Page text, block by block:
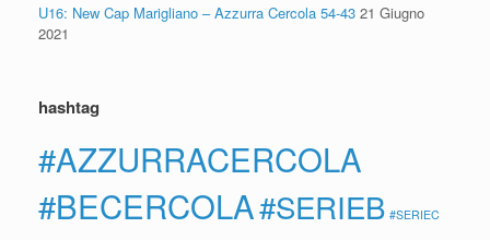
U16: New Cap Marigliano – Azzurra Cercola 54-43 21 Giugno
2021
hashtag
#AZZURRACERCOLA
#BECERCOLA#SERIEB #SERIEC